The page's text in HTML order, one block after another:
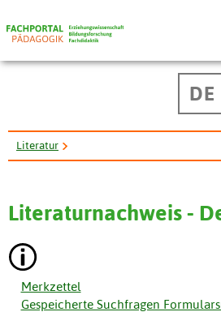
DE
Literatur
Literaturnachweis -
Merkzettel
Gespeicherte Suchfragen